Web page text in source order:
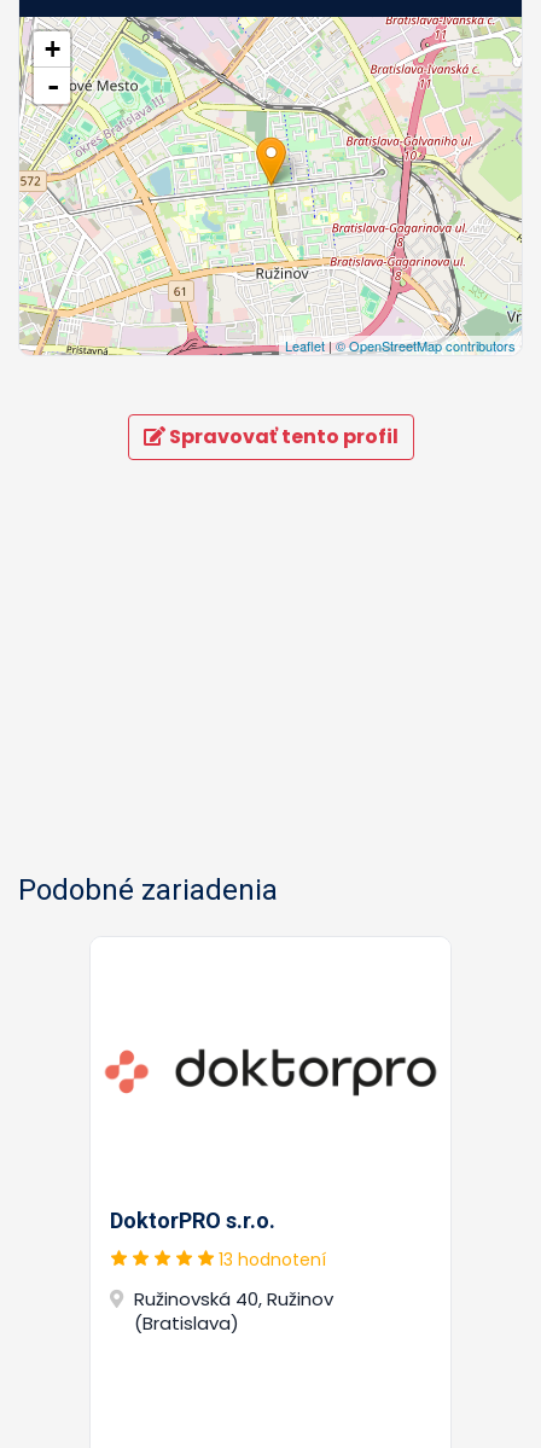
+
-
Leaflet|© OpenStreetMap contributors
Spravovať tento profil
Podobné zariadenia
DoktorPRO s.r.o.
13 hodnotení
Ružinovská 40, Ružinov
(Bratislava)